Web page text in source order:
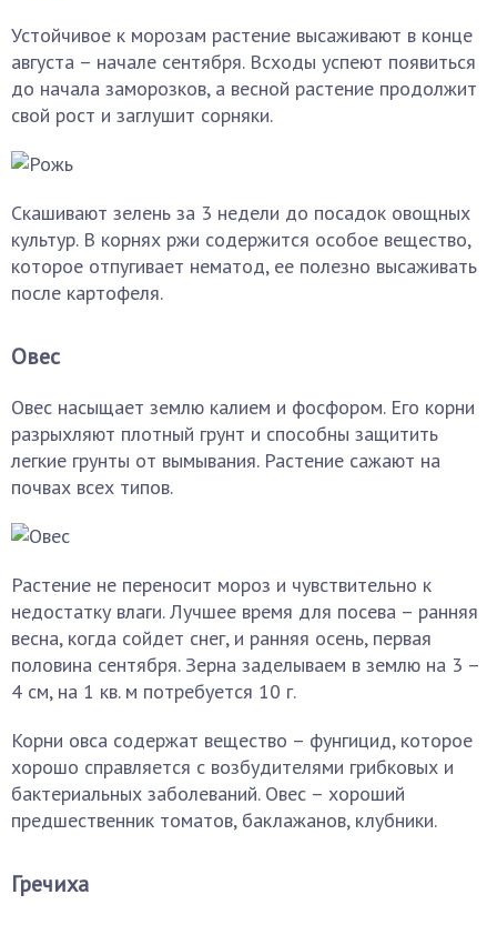
Устойчивое к морозам растение высаживают в конце
августа – начале сентября. Всходы успеют появиться
до начала заморозков, а весной растение продолжит
свой рост и заглушит сорняки.
Скашивают зелень за 3 недели до посадок овощных
культур. В корнях ржи содержится особое вещество,
которое отпугивает нематод, ее полезно высаживать
после картофеля.
Овес
Овес насыщает землю калием и фосфором. Его корни
разрыхляют плотный грунт и способны защитить
легкие грунты от вымывания. Растение сажают на
почвах всех типов.
Растение не переносит мороз и чувствительно к
недостатку влаги. Лучшее время для посева – ранняя
весна, когда сойдет снег, и ранняя осень, первая
половина сентября. Зерна заделываем в землю на 3 –
4 см, на 1 кв. м потребуется 10 г.
Корни овса содержат вещество – фунгицид, которое
хорошо справляется с возбудителями грибковых и
бактериальных заболеваний. Овес – хороший
предшественник томатов, баклажанов, клубники.
Гречиха